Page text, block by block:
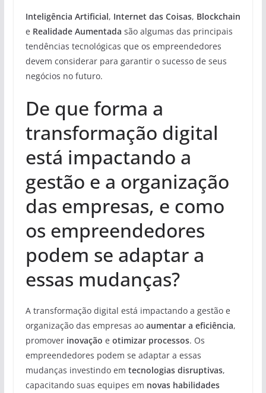
Inteligência Artificial, Internet das Coisas, Blockchain
e Realidade Aumentada são algumas das principais
tendências tecnológicas que os empreendedores
devem considerar para garantir o sucesso de seus
negócios no futuro.
De que forma a
transformação digital
está impactando a
gestão e a organização
das empresas, e como
os empreendedores
podem se adaptar a
essas mudanças?
A transformação digital está impactando a gestão e
organização das empresas ao aumentar a eficiência,
promover inovação e otimizar processos. Os
empreendedores podem se adaptar a essas
mudanças investindo em tecnologias disruptivas,
capacitando suas equipes em novas habilidades